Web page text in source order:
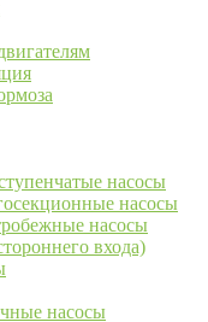
насосы
насосы
насосы
входа)
насосы